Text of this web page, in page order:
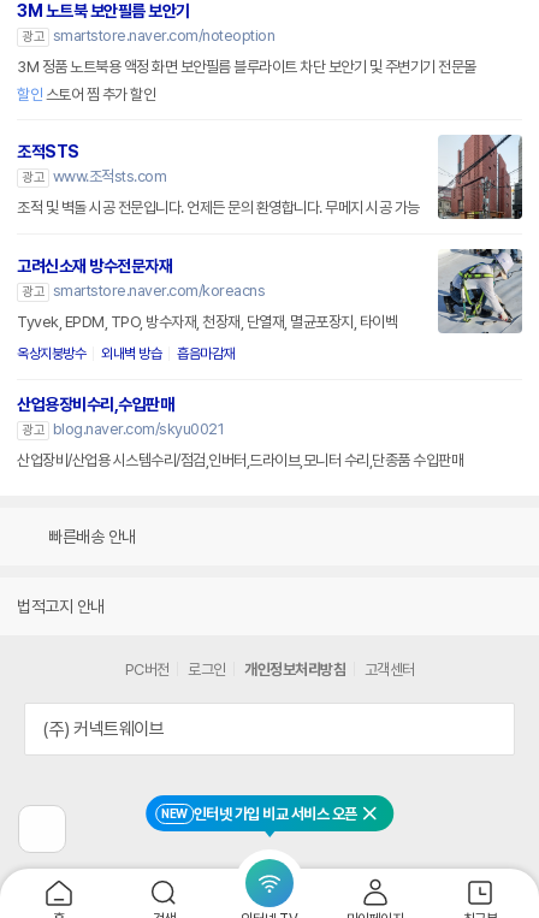
NEW 인터넷 가입 비교 서비스 오픈 닫기
3M 노트북 보안필름 보안기
광고 smartstore.naver.com/noteoption
3M 정품 노트북용 액정 화면 보안필름 블루라이트 차단 보안기 및 주변기기 전문몰
할인 스토어 찜 추가 할인
조적STS
광고 www.조적sts.com
조적 및 벽돌 시공 전문입니다. 언제든 문의 환영합니다. 무메지 시공 가능
고려신소재 방수전문자재
광고 smartstore.naver.com/koreacns
Tyvek, EPDM, TPO, 방수자재, 천장재, 단열재, 멸균포장지, 타이벡
옥상지붕방수 외내벽 방습 흡음마감재
산업용장비수리,수입판매
광고
blog.naver.com/skyu0021
산업장비/산업용 시스템수리/점검,인버터,드라이브,모니터 수리,단종품 수입판매
빠른배송 안내
법적고지 안내
전
페
이
지
PC버전 로그인 개인정보처리방침 고객센터
(주) 커넥트웨이브